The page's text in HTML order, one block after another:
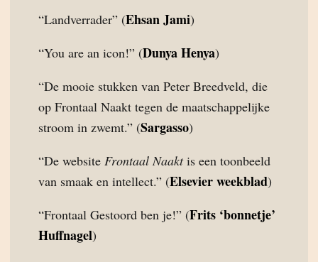
“Landverrader” (Ehsan Jami)
“You are an icon!” (Dunya Henya)
“De mooie stukken van Peter Breedveld, die
op Frontaal Naakt tegen de maatschappelijke
stroom in zwemt.” (Sargasso)
“De website Frontaal Naaktis een toonbeeld
van smaak en intellect.” (Elsevier weekblad)
“Frontaal Gestoord ben je!” (Frits ‘bonnetje’
Huffnagel)